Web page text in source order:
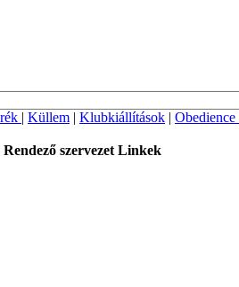
| Küllem | Klubkiállítások | Obedience
Rendező szervezet Linkek